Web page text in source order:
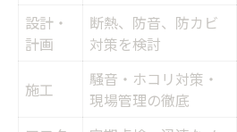
設計・
計画
断熱、防音、防カビ
対策を検討
施工
騒音・ホコリ対策・
現場管理の徹底